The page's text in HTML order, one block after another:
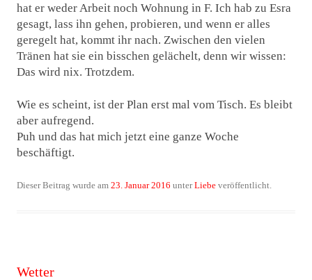
hat er weder Arbeit noch Wohnung in F. Ich hab zu Esra
gesagt, lass ihn gehen, probieren, und wenn er alles
geregelt hat, kommt ihr nach. Zwischen den vielen
Tränen hat sie ein bisschen gelächelt, denn wir wissen:
Das wird nix. Trotzdem.
Wie es scheint, ist der Plan erst mal vom Tisch. Es bleibt
aber aufregend.
Puh und das hat mich jetzt eine ganze Woche
beschäftigt.
Dieser Beitrag wurde am 23. Januar 2016 unterLiebe veröffentlicht.
Wetter